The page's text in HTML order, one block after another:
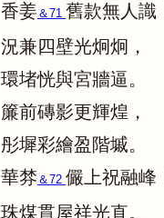
香姜 ＆71 舊款無人識
況兼四壁光炯炯，
環堵恍與宮牆逼。
簾前磚影更輝煌，
彤墀彩繪盈階墄。
華棼 ＆72 儼上祝融峰
珠煤貫屋祥光直。